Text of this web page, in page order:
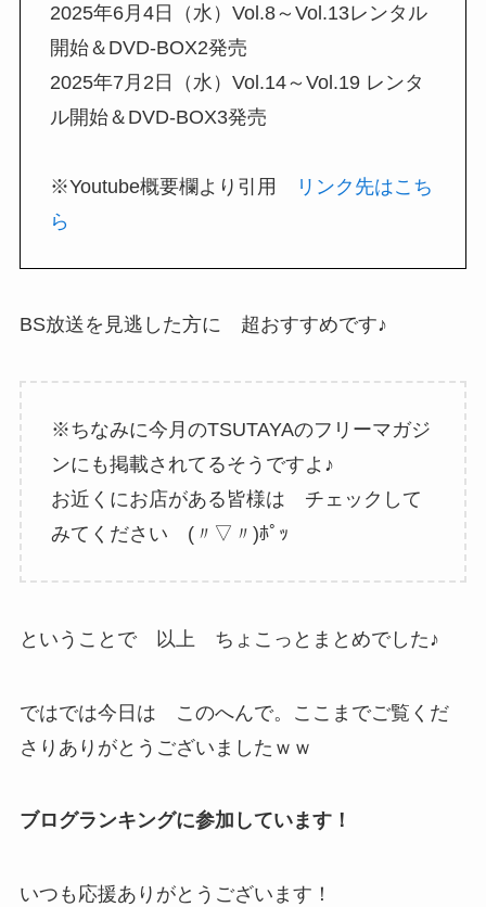
2025年6月4日（水）Vol.8～Vol.13レンタル
開始＆DVD-BOX2発売
2025年7月2日（水）Vol.14～Vol.19 レンタ
ル開始＆DVD-BOX3発売
※Youtube概要欄より引用
リンク先はこち
ら
BS放送を見逃した方に 超おすすめです♪
※ちなみに今月のTSUTAYAのフリーマガジ
ンにも掲載されてるそうですよ♪
お近くにお店がある皆様は チェックして
みてください (〃▽〃)ﾎﾟｯ
ということで 以上 ちょこっとまとめでした♪
ではでは今日は このへんで。ここまでご覧くだ
さりありがとうございましたｗｗ
ブログランキングに参加しています！
いつも応援ありがとうございます！